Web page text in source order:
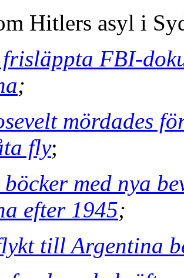
Hitlers asyl i
FBI-
;
mördades
fly;
böcker med nya
efter 1945;
till Argentina